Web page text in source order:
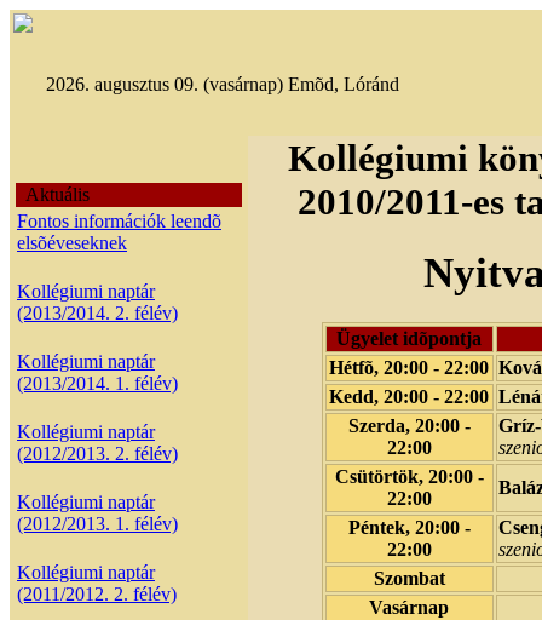
2026. augusztus 09. (vasárnap) Emõd, Lóránd
Aktuális
Fontos információk leendõ
elsõéveseknek
Kollégiumi naptár
(2013/2014. 2. félév)
Kollégiumi naptár
(2013/2014. 1. félév)
Kollégiumi naptár
(2012/2013. 2. félév)
Kollégiumi naptár
(2012/2013. 1. félév)
Kollégiumi naptár
(2011/2012. 2. félév)
Kollégiumi
2010/2011-es
Ügyelet idõpontja
Hétfõ, 20:00 - 22:00
Kedd, 20:00 - 22:00
Szerda, 20:00 -
22:00
Csütörtök, 20:00 -
22:00
Péntek, 20:00 -
22:00
Szombat
Vasárnap